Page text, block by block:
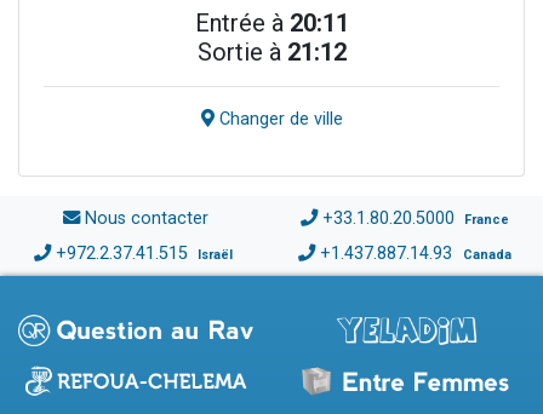
Entrée à 20:11
Sortie à 21:12
Changer de ville
Nous contacter +33.1.80.20.5000 France
+972.2.37.41.515 Israël +1.437.887.14.93 Canada